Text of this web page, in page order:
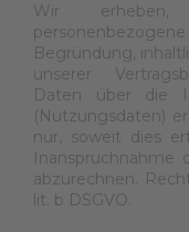
Wir
Begründung,
unserer
Daten über die
(Nutzungsdaten)
nur, soweit dies
Inanspruchnahme
abzurechnen.
lit. b DSGVO.